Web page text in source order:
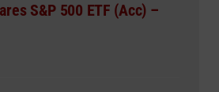
S&P 500 ETF (Acc) –